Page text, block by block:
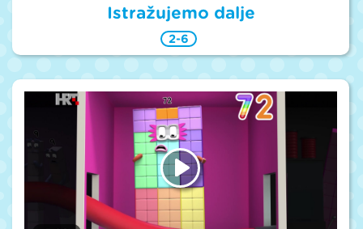
Istražujemo dalje
2-6